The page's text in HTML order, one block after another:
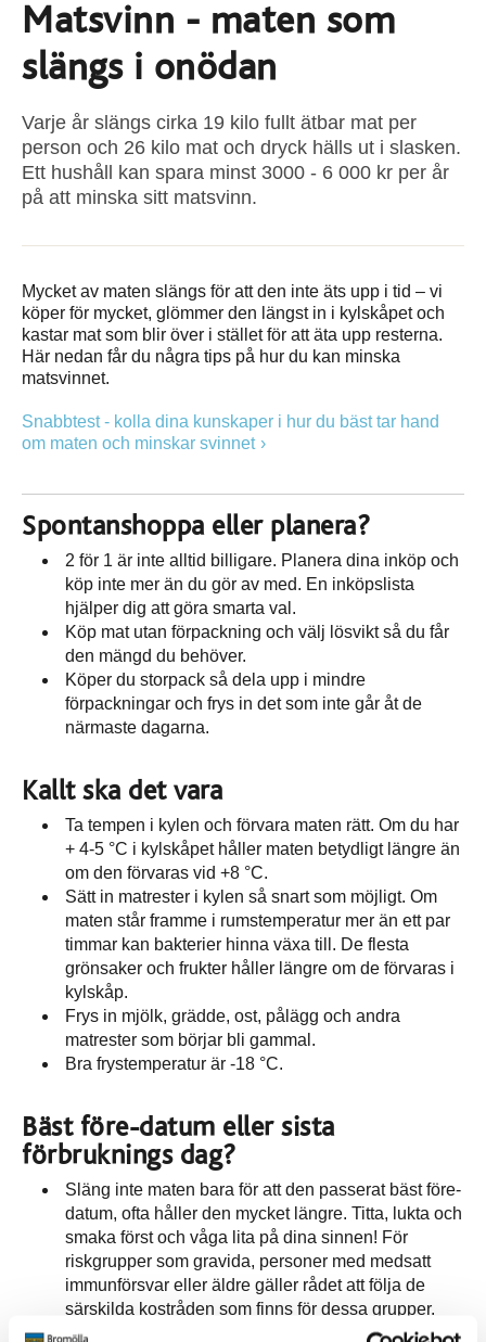
Matsvinn - maten som
slängs i onödan
Varje år slängs cirka 19 kilo fullt ätbar mat per
person och 26 kilo mat och dryck hälls ut i slasken.
Ett hushåll kan spara minst 3000 - 6 000 kr per år
på att minska sitt matsvinn.
Mycket av maten slängs för att den inte äts upp i tid – vi
köper för mycket, glömmer den längst in i kylskåpet och
kastar mat som blir över i stället för att äta upp resterna.
Här nedan får du några tips på hur du kan minska
matsvinnet.
Snabbtest - kolla dina kunskaper i hur du bäst tar hand
om maten och minskar svinnet
Spontanshoppa eller planera?
2 för 1 är inte alltid billigare. Planera dina inköp och
köp inte mer än du gör av med. En inköpslista
hjälper dig att göra smarta val.
Köp mat utan förpackning och välj lösvikt så du får
den mängd du behöver.
Köper du storpack så dela upp i mindre
förpackningar och frys in det som inte går åt de
närmaste dagarna.
Kallt ska det vara
Ta tempen i kylen och förvara maten rätt. Om du har
+ 4-5 °C i kylskåpet håller maten betydligt längre än
om den förvaras vid +8 °C.
Sätt in matrester i kylen så snart som möjligt. Om
maten står framme i rumstemperatur mer än ett par
timmar kan bakterier hinna växa till. De flesta
grönsaker och frukter håller längre om de förvaras i
kylskåp.
Frys in mjölk, grädde, ost, pålägg och andra
matrester som börjar bli gammal.
Bra frystemperatur är -18 °C.
Bäst före-datum eller sista
förbruknings dag?
Släng inte maten bara för att den passerat bäst före-
datum, ofta håller den mycket längre. Titta, lukta och
smaka först och våga lita på dina sinnen! För
riskgrupper som gravida, personer med medsatt
immunförsvar eller äldre gäller rådet att följa de
särskilda kostråden som finns för dessa grupper.
Livsmedel som är märkta med sista förbrukningsdag